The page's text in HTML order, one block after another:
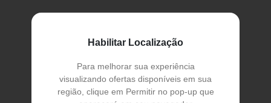
Habilitar Localização
Para melhorar sua experiência
visualizando ofertas disponíveis em sua
região, clique em Permitir no pop-up que